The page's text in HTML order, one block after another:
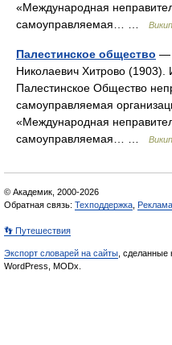
«Международная
самоуправляемая… …
Палестинское общество —
Николаевич Хитрово
Палестинское Общество
самоуправляемая
«Международная
самоуправляемая… …
© Академик, 2000-2026
Обратная связь: Техподдержка
👣 Путешествия
Экспорт словарей на сайты , сделанные
WordPress, MODx.